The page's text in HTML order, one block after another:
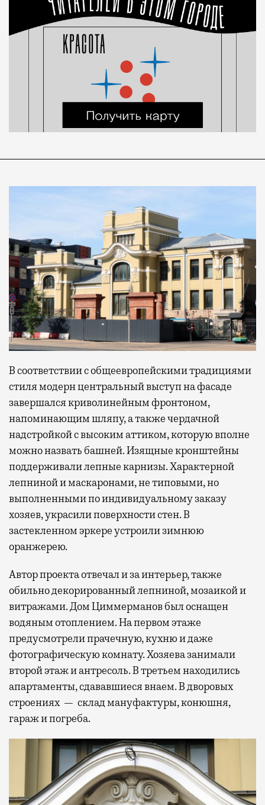
В соответствии с общеевропейскими традициями
стиля модерн центральный выступ на фасаде
завершался криволинейным фронтоном,
напоминающим шляпу, а также чердачной
надстройкой с высоким аттиком, которую вполне
можно назвать башней. Изящные кронштейны
поддерживали лепные карнизы. Характерной
лепниной и маскаронами, не типовыми, но
выполненными по индивидуальному заказу
хозяев, украсили поверхности стен. В
застекленном эркере устроили зимнюю
оранжерею.
Автор проекта отвечал и за интерьер, также
обильно декорированный лепниной, мозаикой и
витражами. Дом Циммерманов был оснащен
водяным отоплением. На первом этаже
предусмотрели прачечную, кухню и даже
фотографическую комнату. Хозяева занимали
второй этаж и антресоль. В третьем находились
апартаменты, сдававшиеся внаем. В дворовых
строениях — склад мануфактуры, конюшня,
гараж и погреба.